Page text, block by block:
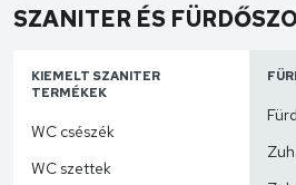
SZANITER ÉS
KIEMELT SZANITER
TERMÉKEK
WC csészék
WC szettek